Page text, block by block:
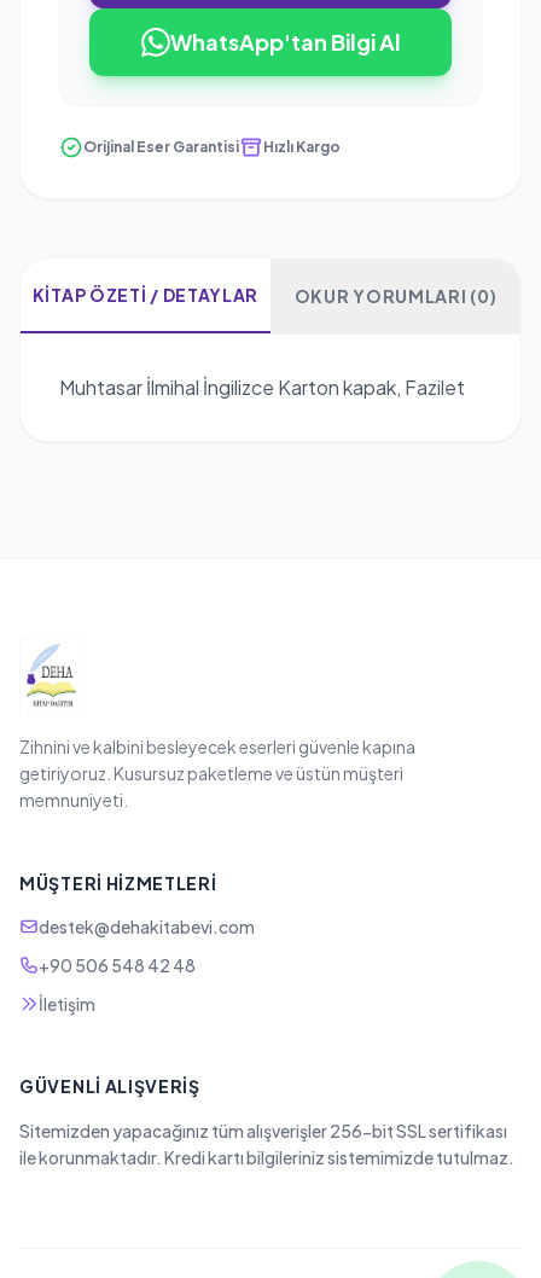
WhatsApp'tan Bilgi Al
Orijinal Eser Garantisi Hızlı Kargo
KITAP ÖZETI / DETAYLAR OKUR YORUMLARI (0)
Muhtasar İlmihal İngilizce Karton kapak, Fazilet
Zihnini ve kalbini besleyecek eserleri güvenle kapına
getiriyoruz. Kusursuz paketleme ve üstün müşteri
memnuniyeti.
MÜŞTERI HIZMETLERI
destek@dehakitabevi.com
+90 506 548 42 48
İletişim
GÜVENLI ALIŞVERIŞ
Sitemizden yapacağınız tüm alışverişler 256-bit SSL sertifikası
ile korunmaktadır. Kredi kartı bilgileriniz sistemimizde tutulmaz.